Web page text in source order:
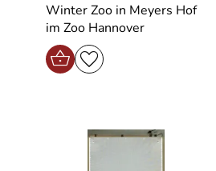
Winter Zoo in Meyers Hof
im Zoo Hannover